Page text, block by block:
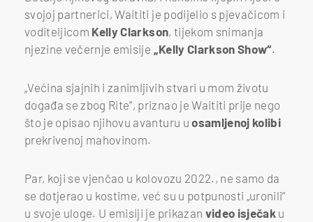
svojoj partnerici, Waititi je podijelio s pjevačicom i
voditeljicom Kelly Clarkson, tijekom snimanja
njezine večernje emisije „Kelly Clarkson Show“.
„Većina sjajnih i zanimljivih stvari u mom životu
događa se zbog Rite”, priznao je Waititi prije nego
što je opisao njihovu avanturu u osamljenoj kolibi
prekrivenoj mahovinom.
Par, koji se vjenčao u kolovozu 2022., ne samo da
se dotjerao u kostime, već su u potpunosti „uronili“
u svoje uloge. U emisiji je prikazan video isječak u